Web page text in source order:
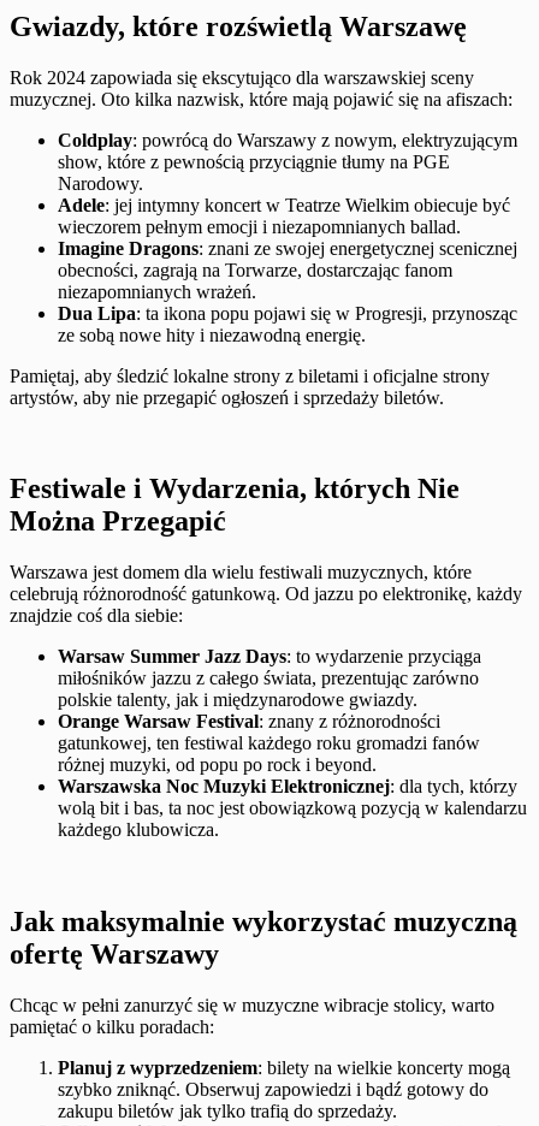
Gwiazdy, które rozświetlą Warszawę
Rok 2024 zapowiada się ekscytująco dla warszawskiej sceny
muzycznej. Oto kilka nazwisk, które mają pojawić się na afiszach:
Coldplay: powrócą do Warszawy z nowym, elektryzującym
show, które z pewnością przyciągnie tłumy na PGE
Narodowy.
Adele: jej intymny koncert w Teatrze Wielkim obiecuje być
wieczorem pełnym emocji i niezapomnianych ballad.
Imagine Dragons: znani ze swojej energetycznej scenicznej
obecności, zagrają na Torwarze, dostarczając fanom
niezapomnianych wrażeń.
Dua Lipa: ta ikona popu pojawi się w Progresji, przynosząc
ze sobą nowe hity i niezawodną energię.
Pamiętaj, aby śledzić lokalne strony z biletami i oficjalne strony
artystów, aby nie przegapić ogłoszeń i sprzedaży biletów.
Festiwale i Wydarzenia, których Nie
Można Przegapić
Warszawa jest domem dla wielu festiwali muzycznych, które
celebrują różnorodność gatunkową. Od jazzu po elektronikę, każdy
znajdzie coś dla siebie:
Warsaw Summer Jazz Days: to wydarzenie przyciąga
miłośników jazzu z całego świata, prezentując zarówno
polskie talenty, jak i międzynarodowe gwiazdy.
Orange Warsaw Festival: znany z różnorodności
gatunkowej, ten festiwal każdego roku gromadzi fanów
różnej muzyki, od popu po rock i beyond.
Warszawska Noc Muzyki Elektronicznej: dla tych, którzy
wolą bit i bas, ta noc jest obowiązkową pozycją w kalendarzu
każdego klubowicza.
Jak maksymalnie wykorzystać muzyczną
ofertę Warszawy
Chcąc w pełni zanurzyć się w muzyczne wibracje stolicy, warto
pamiętać o kilku poradach:
Planuj z wyprzedzeniem: bilety na wielkie koncerty mogą
szybko zniknąć. Obserwuj zapowiedzi i bądź gotowy do
zakupu biletów jak tylko trafią do sprzedaży.